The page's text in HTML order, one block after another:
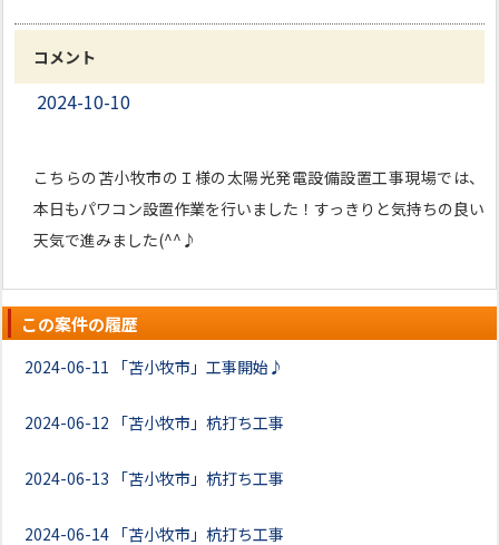
コメント
2024-10-10
こちらの苫小牧市のＩ様の太陽光発電設備設置工事現場では、
本日もパワコン設置作業を行いました！すっきりと気持ちの良い
天気で進みました(^^♪
この案件の履歴
2024-06-11 「苫小牧市」工事開始♪
2024-06-12 「苫小牧市」杭打ち工事
2024-06-13 「苫小牧市」杭打ち工事
2024-06-14 「苫小牧市」杭打ち工事